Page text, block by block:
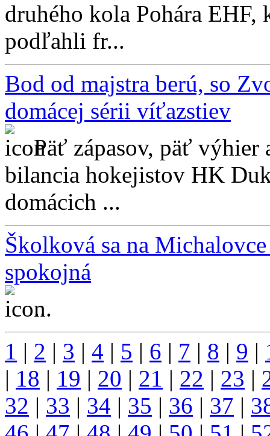
druhého kola Pohára
podľahli fr...
Bod od majstra berú, so
domácej sérii víťazstiev
Päť zápasov, päť výhier
bilancia hokejistov HK
domácich ...
Školková sa na
spokojná
...
1 | 2 | 3 | 4 | 5 | 6 | 7 | 8 | 9 |
| 18 | 19 | 20 | 21 | 22 | 23 |
32 | 33 | 34 | 35 | 36 | 37 |